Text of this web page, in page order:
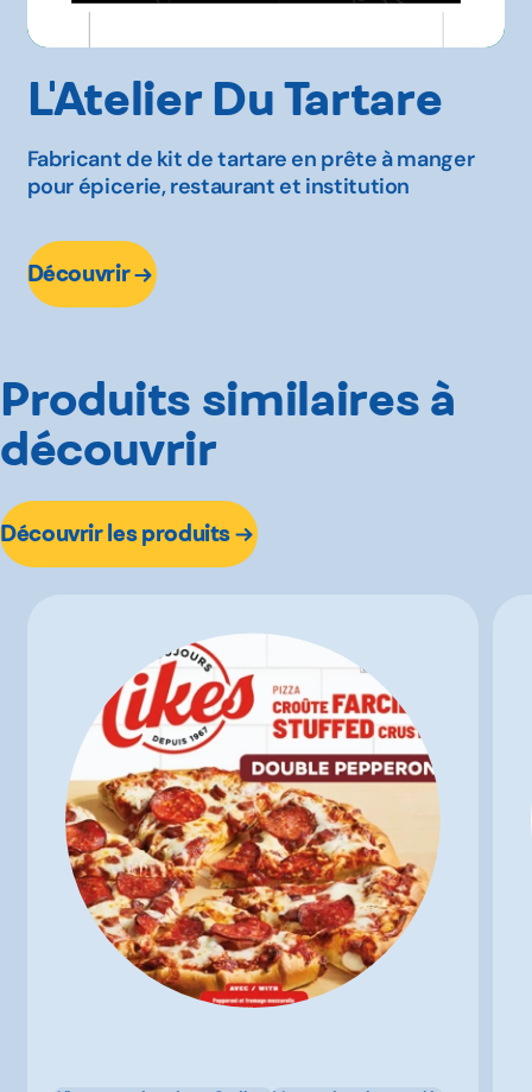
L'Atelier Du Tartare
Fabricant de kit de tartare en prête à manger
pour épicerie, restaurant et institution
Découvrir
Produits similaires à
découvrir
Découvrir les produits